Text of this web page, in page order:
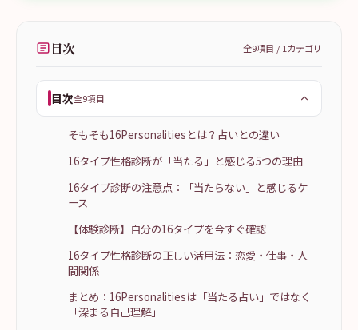
目次 全9項目 / 1カテゴリ
目次全9項目
そもそも16Personalitiesとは？占いとの違い
16タイプ性格診断が「当たる」と感じる5つの理由
16タイプ診断の注意点：「当たらない」と感じるケ
ース
【体験診断】自分の16タイプを今すぐ確認
16タイプ性格診断の正しい活用法：恋愛・仕事・人
間関係
まとめ：16Personalitiesは「当たる占い」ではなく
「深まる自己理解」